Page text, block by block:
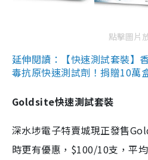
點擊圖片
延伸閱讀：【快速測試套裝】
毒抗原快速測試劑！捐贈10萬
Goldsite快速測試套裝
深水埗電子特賣城現正發售
時更有優惠，$100/10支，平